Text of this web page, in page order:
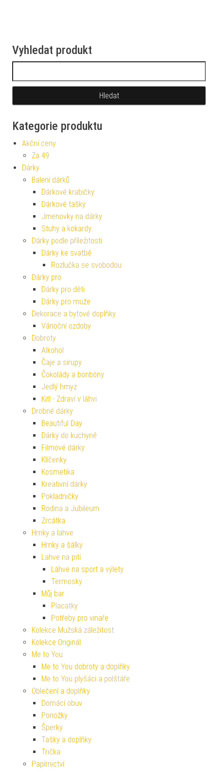
Vyhledat produkt
Kategorie produktu
Akční ceny
Za 49
Dárky
Balení dárků
Dárkové krabičky
Dárkové tašky
Jmenovky na dárky
Stuhy a kokardy
Dárky podle příležitosti
Dárky ke svatbě
Rozlučka se svobodou
Dárky pro
Dárky pro děti
Dárky pro muže
Dekorace a bytové doplňky
Vánoční ozdoby
Dobroty
Alkohol
Čaje a sirupy
Čokolády a bonbóny
Jedlý hmyz
Kitl - Zdraví v láhvi
Drobné dárky
Beautiful Day
Dárky do kuchyně
Filmové dárky
Klíčenky
Kosmetika
Kreativní dárky
Pokladničky
Rodina a Jubileum
Zrcátka
Hrnky a lahve
Hrnky a šálky
Lahve na pití
Láhve na sport a výlety
Termosky
Můj bar
Placatky
Potřeby pro vinaře
Kolekce Mužská záležitost
Kolekce Originál
Me to You
Me to You dobroty a doplňky
Me to You plyšáci a polštáře
Oblečení a doplňky
Domácí obuv
Ponožky
Šperky
Tašky a doplňky
Trička
Papírnictví